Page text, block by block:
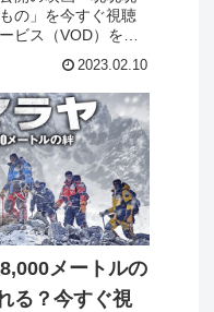
の」を今すぐ視聴
ビス（VOD）を徹
情報はもちろん、
やレビューもまと
2023.02.10
メートルの
る？今すぐ視